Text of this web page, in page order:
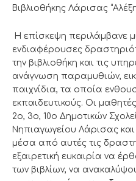
Βιβλιοθήκης Λάρισας
Η επίσκεψη περιλάμβανε
ενδιαφέρουσες
την βιβλιοθήκη και τις
ανάγνωση παραμυθιών,
παιχνίδια, τα οποία
εκπαιδευτικούς. Οι
2ο, 3ο, 10ο Δημοτικών
Νηπιαγωγείου Λάρισας
μέσα από αυτές τις
εξαιρετική ευκαιρία να
των βιβλίων, να